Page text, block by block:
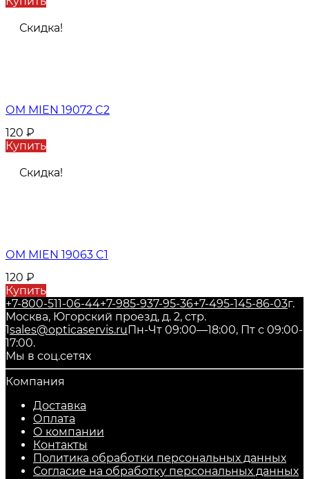
Скидка!
ОМ MIEN 19072 C2
120 ₽
Купить
Скидка!
ОМ MIEN 19063 C1
120 ₽
Купить
+7-800-511-06-44+7-985-937-95-36+7-495-145-86-03г.
Москва, Югорский проезд, д. 2, стр.
1sales@opticaservis.ruПн-Чт 09:00—18:00, Пт с 09:00-
17:00.
Мы в соц.сетях
Компания
Доставка
Оплата
О компании
Контакты
Политика обработки персональных данных
Согласие на обработку персональных данных